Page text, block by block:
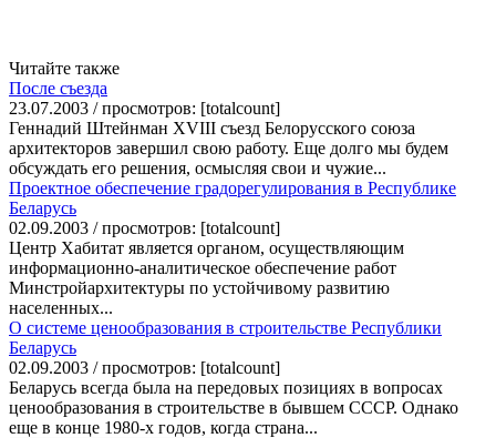
Читайте также
После съезда
23.07.2003 / просмотров: [totalcount]
Геннадий Штейнман XVIII съезд Белорусского союза
архитекторов завершил свою работу. Еще долго мы будем
обсуждать его решения, осмысляя свои и чужие...
Проектное обеспечение градорегулирования в Республике
Беларусь
02.09.2003 / просмотров: [totalcount]
Центр Хабитат является органом, осуществляющим
информационно-аналитическое обеспечение работ
Минстройархитектуры по устойчивому развитию
населенных...
О системе ценообразования в строительстве Республики
Беларусь
02.09.2003 / просмотров: [totalcount]
Беларусь всегда была на передовых позициях в вопросах
ценообразования в строительстве в бывшем СССР. Однако
еще в конце 1980-х годов, когда страна...